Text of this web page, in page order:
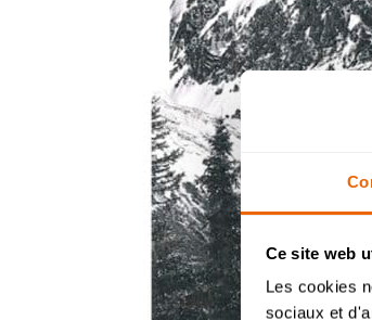
Ce site web
Les cookies
sociaux et